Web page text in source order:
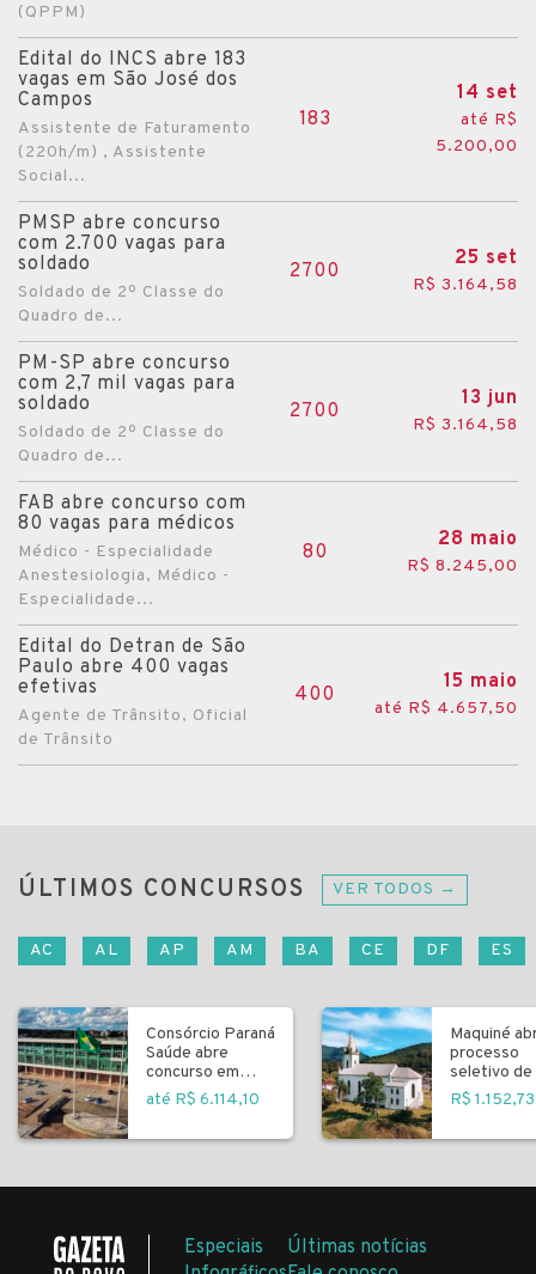
(QPPM)
Edital do INCS abre 183
vagas em São José dos
Campos
Assistente de Faturamento
(220h/m) , Assistente
Social...
183
14 set
até R$
5.200,00
PMSP abre concurso
com 2.700 vagas para
soldado
Soldado de 2º Classe do
Quadro de...
2700
25 set
R$ 3.164,58
PM-SP abre concurso
com 2,7 mil vagas para
soldado
Soldado de 2º Classe do
Quadro de...
2700
13 jun
R$ 3.164,58
FAB abre concurso com
80 vagas para médicos
Médico - Especialidade
Anestesiologia, Médico -
Especialidade...
80
28 maio
R$ 8.245,00
Edital do Detran de São
Paulo abre 400 vagas
efetivas
Agente de Trânsito, Oficial
de Trânsito
400
15 maio
até R$ 4.657,50
ÚLTIMOS CONCURSOS VER TODOS →
AC AL AP AM BA CE DF ES
Consórcio Paraná
Saúde abre
concurso em
Curitiba
até R$ 6.114,10
Maquiné
processo
seletivo de
R$ 1.152,73
Especiais
Últimas notícias